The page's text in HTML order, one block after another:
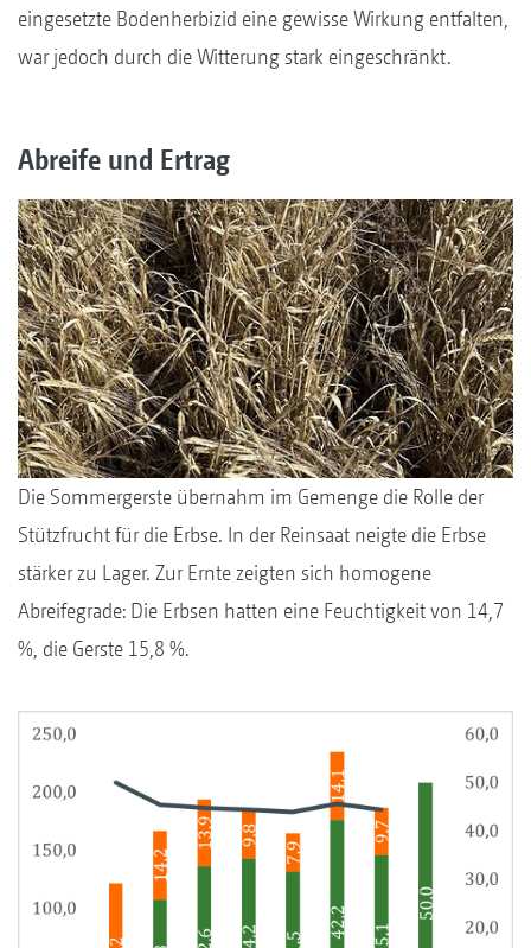
eingesetzte Bodenherbizid eine gewisse Wirkung entfalten,
war jedoch durch die Witterung stark eingeschränkt.
Abreife und Ertrag
Die Sommergerste übernahm im Gemenge die Rolle der
Stützfrucht für die Erbse. In der Reinsaat neigte die Erbse
stärker zu Lager. Zur Ernte zeigten sich homogene
Abreifegrade: Die Erbsen hatten eine Feuchtigkeit von 14,7
%, die Gerste 15,8 %.